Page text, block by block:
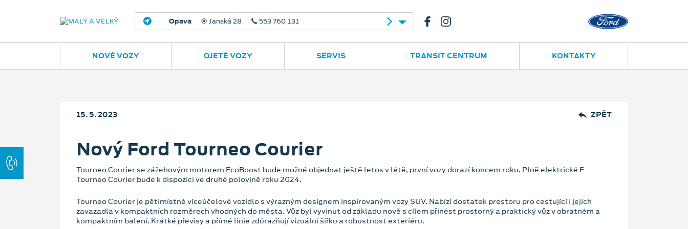
Opava Janská 28 553 760 131 Ostrava - Vítkovice
NOVÉ VOZY OJETÉ VOZY SERVIS TRANSIT CENTRUM KONTAKTY
15. 5. 2023 ZPĚT
Nový Ford Tourneo Courier
Tourneo Courier se zážehovým motorem EcoBoost bude možné objednat ještě letos v létě, první vozy dorazí koncem roku. Plně elektrické E-
Tourneo Courier bude k dispozici ve druhé polovině roku 2024.
Tourneo Courier je pětimístné víceúčelové vozidlo s výrazným designem inspirovaným vozy SUV. Nabízí dostatek prostoru pro cestující i jejich
zavazadla v kompaktních rozměrech vhodných do města. Vůz byl vyvinut od základu nově s cílem přinést prostorný a praktický vůz v obratném a
kompaktním balení. Krátké převisy a přímé linie zdůrazňují vizuální šířku a robustnost exteriéru.